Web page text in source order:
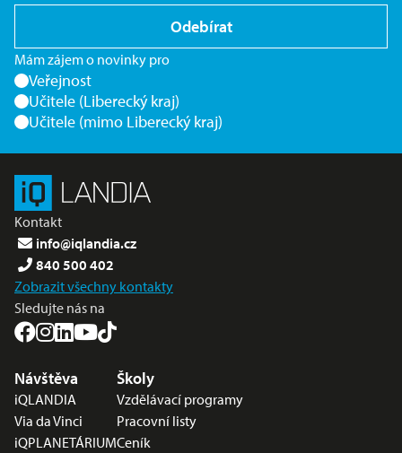
Odebírat
Mám zájem o novinky pro
Veřejnost
Učitele (Liberecký kraj)
Učitele (mimo Liberecký kraj)
Kontakt
info@iqlandia.cz
840 500 402
Zobrazit všechny kontakty
Sledujte nás na
Nabídka v zápatí
Návštěva
iQLANDIA
Via da Vinci
iQPLANETÁRIUM
Školy
Vzdělávací programy
Pracovní listy
Ceník